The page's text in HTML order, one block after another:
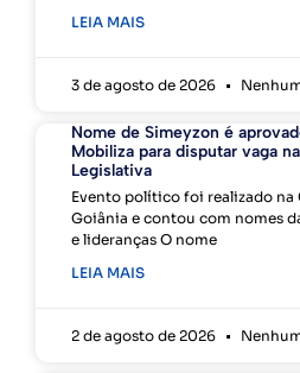
LEIA MAIS
3 de agosto de 2026
Nome de Simeyzon é
Mobiliza para disputar vaga
Legislativa
Evento político foi realizado na
Goiânia e contou com nomes
e lideranças O nome
LEIA MAIS
2 de agosto de 2026